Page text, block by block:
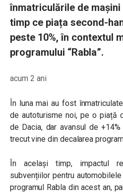
înmatriculările de
timp ce piața second-
peste 10%, în contextul
programului “Rabla”.
acum 2 ani
În luna mai au fost
de autoturisme noi, pe o piață
de Dacia, dar avansul de
trecut vine din decalarea
În același timp, impactul
subvențiilor pentru
programul Rabla din acest an,